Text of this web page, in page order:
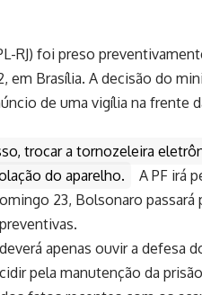
RJ) foi preso
em Brasília. A decisão do
de uma vigília na frente
trocar a tornozeleira
do aparelho.
A PF irá
23, Bolsonaro passará
apenas ouvir a defesa
pela manutenção da